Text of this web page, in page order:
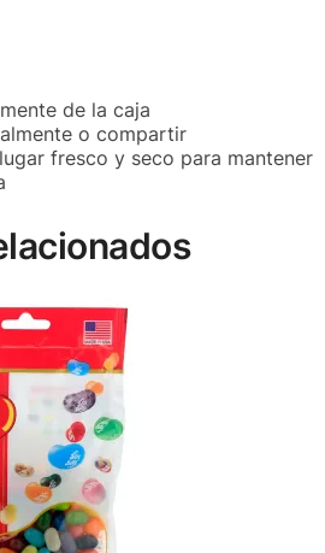
de la caja
o compartir
fresco y seco para mantener